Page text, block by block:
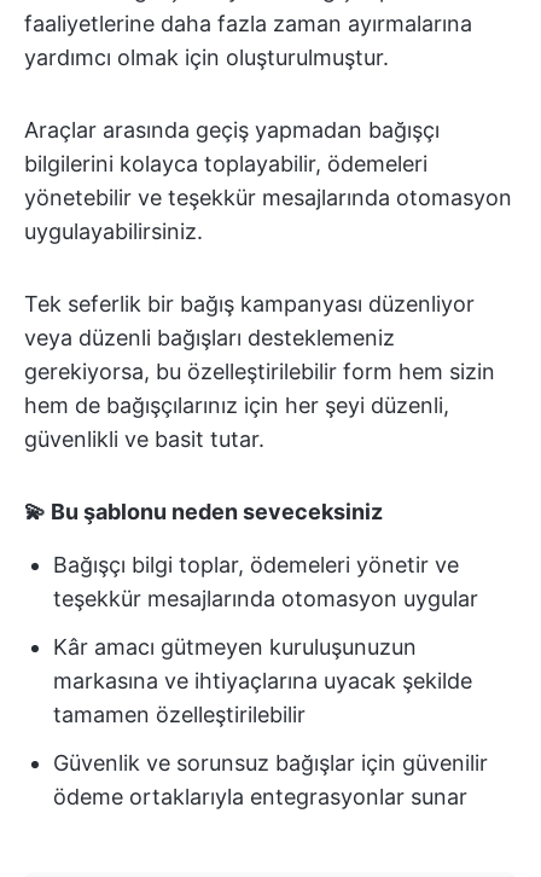
faaliyetlerine daha fazla zaman ayırmalarına
yardımcı olmak için oluşturulmuştur.
Araçlar arasında geçiş yapmadan bağışçı
bilgilerini kolayca toplayabilir, ödemeleri
yönetebilir ve teşekkür mesajlarında otomasyon
uygulayabilirsiniz.
Tek seferlik bir bağış kampanyası düzenliyor
veya düzenli bağışları desteklemeniz
gerekiyorsa, bu özelleştirilebilir form hem sizin
hem de bağışçılarınız için her şeyi düzenli,
güvenlikli ve basit tutar.
💫 Bu şablonu neden seveceksiniz
Bağışçı bilgi toplar, ödemeleri yönetir ve
teşekkür mesajlarında otomasyon uygular
Kâr amacı gütmeyen kuruluşunuzun
markasına ve ihtiyaçlarına uyacak şekilde
tamamen özelleştirilebilir
Güvenlik ve sorunsuz bağışlar için güvenilir
ödeme ortaklarıyla entegrasyonlar sunar